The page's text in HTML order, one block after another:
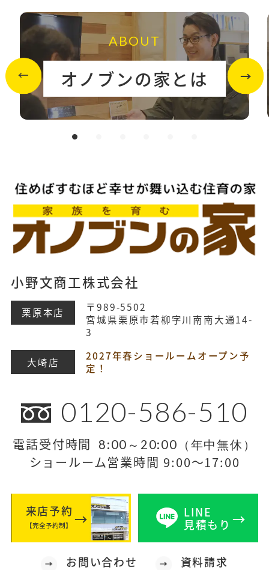
ABOUT
オノブンの家とは
小野文商工株式会社
栗原本店
〒989-5502
宮城県栗原市若柳字川南南大通14-
3
大崎店
2027年春ショールームオープン予
定！
0120-586-510
電話受付時間 8:00～20:00（年中無休）
ショールーム営業時間 9:00～17:00
来店予約
【完全予約制】
LINE
見積もり
お問い合わせ 資料請求